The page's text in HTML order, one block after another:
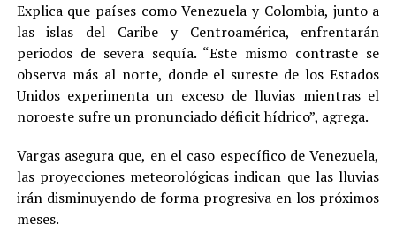
Explica que países como Venezuela y Colombia, junto a
las islas del Caribe y Centroamérica, enfrentarán
periodos de severa sequía. “Este mismo contraste se
observa más al norte, donde el sureste de los Estados
Unidos experimenta un exceso de lluvias mientras el
noroeste sufre un pronunciado déficit hídrico”, agrega.
Vargas asegura que, en el caso específico de Venezuela,
las proyecciones meteorológicas indican que las lluvias
irán disminuyendo de forma progresiva en los próximos
meses.